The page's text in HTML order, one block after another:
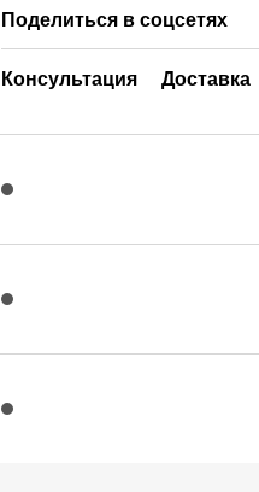
Поделиться в соцсетях
Консультация Доставка